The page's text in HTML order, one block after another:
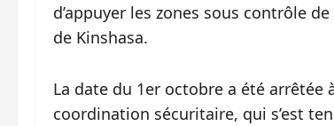
d’appuyer les zones sous contrôle
de Kinshasa.
La date du 1er octobre a été arrêtée
coordination sécuritaire, qui s’est